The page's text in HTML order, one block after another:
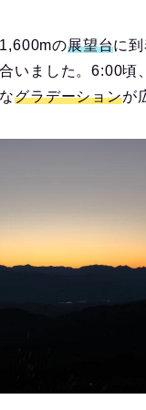
の展望台に
いました。6:00頃
グラデーションが